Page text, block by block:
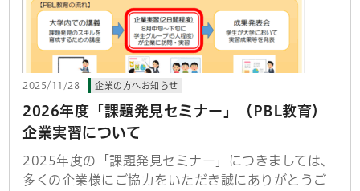
2025/11/28 企業の方へお知らせ
2026年度「課題発見セミナー」（PBL教育）
企業実習について
2025年度の「課題発見セミナー」につきましては、
多くの企業様にご協力をいただき誠にありがとうご